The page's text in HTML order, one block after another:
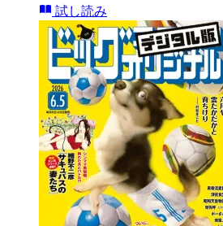
試し読み